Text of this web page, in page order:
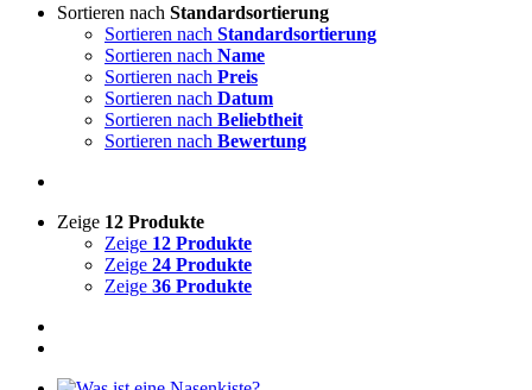
Sortieren nach Standardsortierung
Sortieren nach Standardsortierung
Sortieren nach Name
Sortieren nach Preis
Sortieren nach Datum
Sortieren nach Beliebtheit
Sortieren nach Bewertung
Zeige 12 Produkte
Zeige 12 Produkte
Zeige 24 Produkte
Zeige 36 Produkte